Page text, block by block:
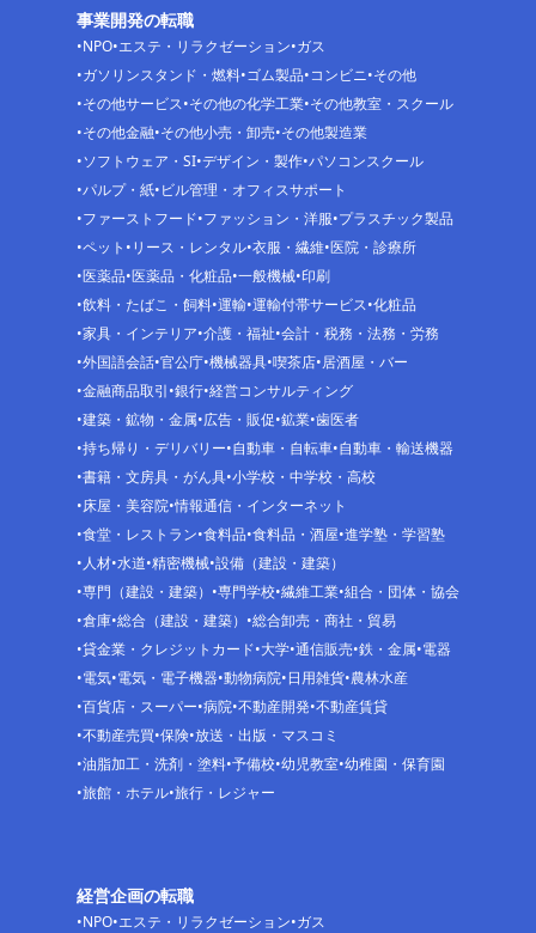
事業開発の転職
NPO エステ・リラクゼーション ガス
ガソリンスタンド・燃料 ゴム製品 コンビニ その他
その他サービス その他の化学工業 その他教室・スクール
その他金融 その他小売・卸売 その他製造業
ソフトウェア・SI デザイン・製作 パソコンスクール
パルプ・紙 ビル管理・オフィスサポート
ファーストフード ファッション・洋服 プラスチック製品
ペット リース・レンタル 衣服・繊維 医院・診療所
医薬品 医薬品・化粧品 一般機械 印刷
飲料・たばこ・飼料 運輸 運輸付帯サービス 化粧品
家具・インテリア 介護・福祉 会計・税務・法務・労務
外国語会話 官公庁 機械器具 喫茶店 居酒屋・バー
金融商品取引 銀行 経営コンサルティング
建築・鉱物・金属 広告・販促 鉱業 歯医者
持ち帰り・デリバリー 自動車・自転車 自動車・輸送機器
書籍・文房具・がん具 小学校・中学校・高校
床屋・美容院 情報通信・インターネット
食堂・レストラン 食料品 食料品・酒屋 進学塾・学習塾
人材 水道 精密機械 設備（建設・建築）
専門（建設・建築）
専門学校 繊維工業 組合・団体・協会
倉庫 総合（建設・建築）
総合卸売・商社・貿易
貸金業・クレジットカード 大学 通信販売 鉄・金属 電器
電気 電気・電子機器 動物病院 日用雑貨 農林水産
百貨店・スーパー 病院 不動産開発 不動産賃貸
不動産売買 保険 放送・出版・マスコミ
油脂加工・洗剤・塗料 予備校 幼児教室 幼稚園・保育園
旅館・ホテル 旅行・レジャー
経営企画の転職
NPO エステ・リラクゼーション ガス